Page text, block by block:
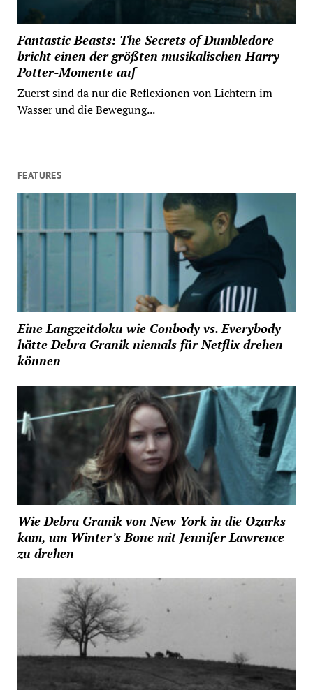
Fantastic Beasts: The Secrets of Dumbledore
bricht einen der größten musikalischen Harry
Potter-Momente auf
Zuerst sind da nur die Reflexionen von Lichtern im
Wasser und die Bewegung...
FEATURES
Eine Langzeitdoku wie Conbody vs. Everybody
hätte Debra Granik niemals für Netflix drehen
können
Wie Debra Granik von New York in die Ozarks
kam, um Winter’s Bone mit Jennifer Lawrence
zu drehen